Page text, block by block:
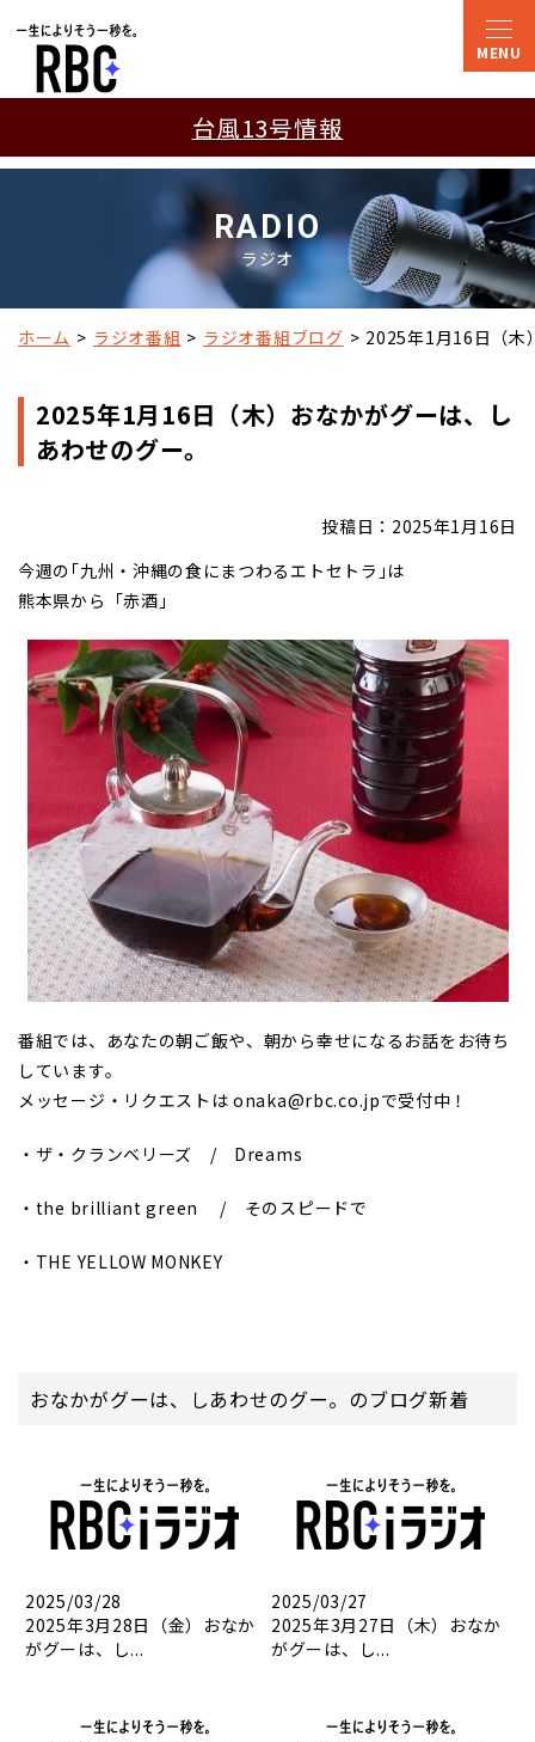
台風13号情報
RADIO
ラジオ
ホーム ラジオ番組 ラジオ番組ブログ 2025年1月16日（木
2025年1月16日（木）おなかがグーは、し
あわせのグー。
投稿日：2025年1月16日
今週の｢九州・沖縄の食にまつわるエトセトラ｣は
熊本県から「赤酒」
番組では、あなたの朝ご飯や、朝から幸せになるお話をお待ち
しています。
メッセージ・リクエストは onaka@rbc.co.jpで受付中！
・ザ・クランベリーズ / Dreams
・the brilliant green / そのスピードで
・THE YELLOW MONKEY
おなかがグーは、しあわせのグー。のブログ新着
2025/03/28
2025年3月28日（金）おなか
がグーは、し...
2025/03/27
2025年3月27日（木）おなか
がグーは、し...